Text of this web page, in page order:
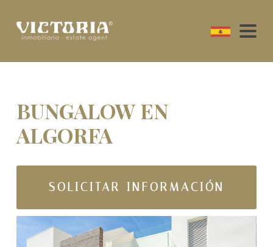
BUNGALOW EN
ALGORFA
SOLICITAR INFORMACIÓN